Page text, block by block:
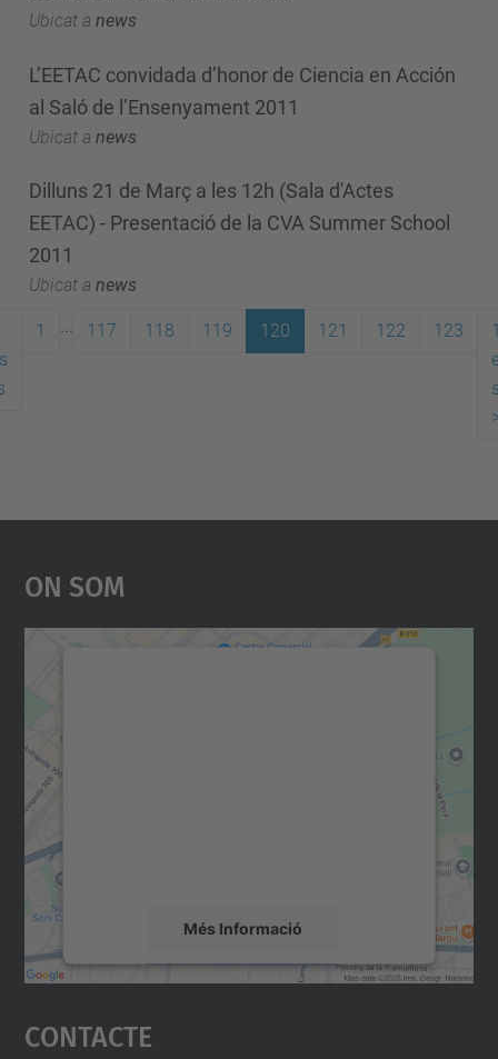
Ubicat a news
L’EETAC convidada d’honor de Ciencia en Acción
al Saló de l’Ensenyament 2011
Ubicat a news
Dilluns 21 de Març a les 12h (Sala d'Actes
EETAC) - Presentació de la CVA Summer School
2011
Ubicat a news
1 117 118 119 120 121 122 123
On Som
Més Informació
Accepta
powered by
Contacte